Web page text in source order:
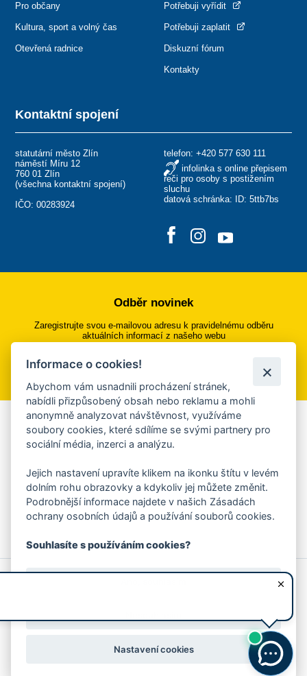
Kontaktní spojení
statutární město Zlín
náměstí Míru 12
760 01 Zlín
(všechna kontaktní spojení)
IČO: 00283924
telefon: +420 577 630 111
infolinka s online přepisem
řeči pro osoby s postižením
sluchu
datová schránka: ID: 5ttb7bs
Pro občany
Kultura, sport a volný čas
Otevřená radnice
Potřebuji vyřídit
Potřebuji zaplatit
Diskuzní fórum
Kontakty
Odběr novinek
Zaregistrujte svou e-mailovou adresu k pravidelnému odběru
aktuálních informací z našeho webu
Přihlásit se k odběru
Aplikace Mobilní rozhlas
Chcete dostávat do svého mobilu či mailu upozornění na
ankety, pozvánky na kulturní a sportovní akce?
Více informací o aplikaci
© 2026 Magistrát města Zlína
Prohlášení o používání cookies
Informace o cookies!
Abychom vám usnadnili procházení stránek,
nabídli přizpůsobený obsah nebo reklamu a mohli
anonymně analyzovat návštěvnost, využíváme
soubory cookies, které sdílíme se svými partnery pro
sociální média, inzerci a analýzu.
Jejich nastavení upravíte klikem na ikonku štítu v levém
dolním rohu obrazovky a kdykoliv jej můžete změnit.
Podrobnější informace najdete v našich Zásadách
ochrany osobních údajů a používání souborů cookies.
Souhlasíte s používáním cookies?
Nastavení cookies